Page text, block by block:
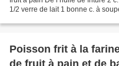
1/2 verre de lait 1 bonne c. à
Poisson frit à la
de fruit à pain et de